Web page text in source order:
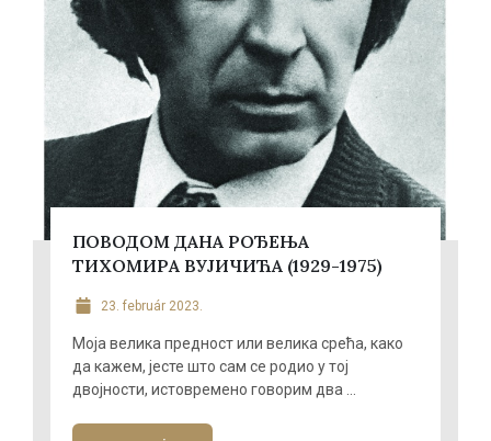
ПОВОДОМ ДАНА РОЂЕЊА
ТИХОМИРА ВУЈИЧИЋА (1929-1975)
23. február 2023.
Моја велика предност или велика срећа, како
да кажем, јесте што сам се родио у тој
двојности, истовремено говорим два ...